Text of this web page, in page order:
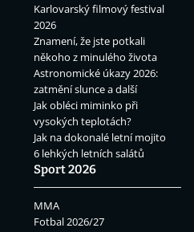
Karlovarský filmový festival
2026
Znamení, že jste potkali
někoho z minulého života
Astronomické úkazy 2026:
zatmění slunce a další
Jak obléci miminko při
vysokých teplotách?
Jak na dokonalé letní mojito
6 lehkých letních salátů
Sport 2026
MMA
Fotbal 2026/27